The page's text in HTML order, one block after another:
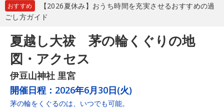
おすすめ
【2026夏休み】おうち時間を充実させるおすすめの過
ごし方ガイド
夏越し大祓 茅の輪くぐりの地
図・アクセス
伊豆山神社 里宮
開催日程： 2026年6月30日(火)
茅の輪をくぐるのは、いつでも可能。